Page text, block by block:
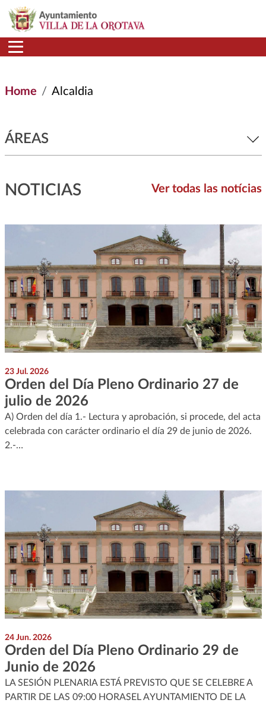
Skip to main content
Home Alcaldia
ÁREAS
NOTICIAS Ver todas las notícias
23 Jul. 2026
Orden del Día Pleno Ordinario 27 de
julio de 2026
A) Orden del día 1.- Lectura y aprobación, si procede, del acta
celebrada con carácter ordinario el día 29 de junio de 2026.
2.-…
24 Jun. 2026
Orden del Día Pleno Ordinario 29 de
Junio de 2026
LA SESIÓN PLENARIA ESTÁ PREVISTO QUE SE CELEBRE A
PARTIR DE LAS 09:00 HORASEL AYUNTAMIENTO DE LA